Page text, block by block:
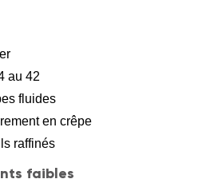
au 42
fluides
en crêpe
raffinés
faibles